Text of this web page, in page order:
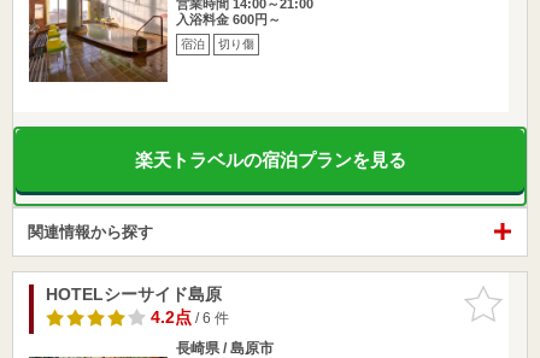
営業時間 14:00～21:00
入浴料金 600円～
宿泊 切り傷
楽天トラベルの宿泊プランを見る
関連情報から探す
お気に入
りに追加
HOTELシーサイド島原
4.2点/ 6 件
長崎県 / 島原市